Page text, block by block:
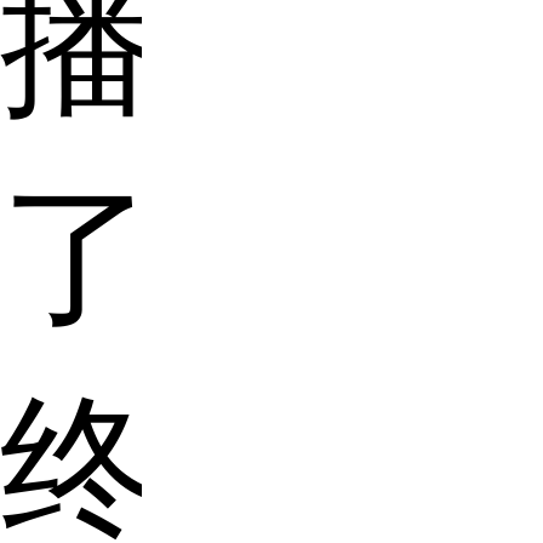
播
了，
终